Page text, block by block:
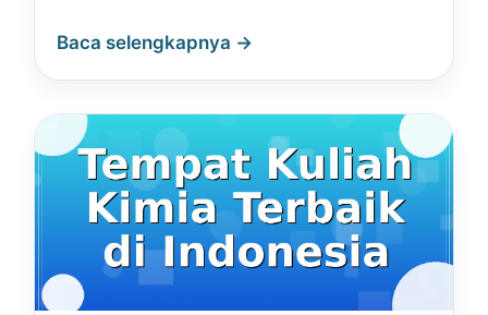
Baca selengkapnya →